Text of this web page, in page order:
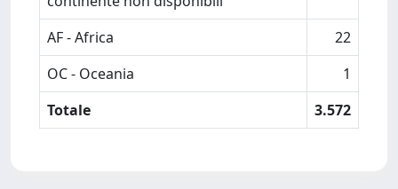
AF - Africa
22
OC - Oceania
1
Totale
3.572